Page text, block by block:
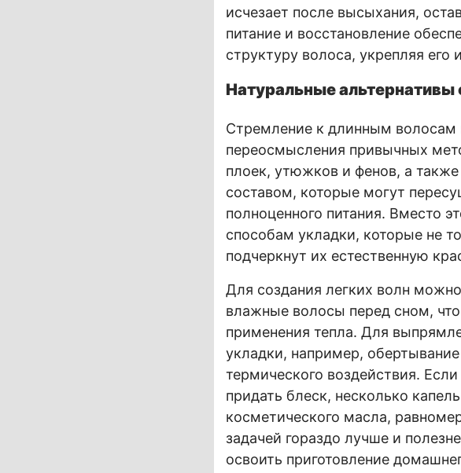
исчезает после высыхания,
питание и восстановление
структуру волоса, укрепляя его
Натуральные альтернативы
Стремление к длинным волосам
переосмысления привычных
плоек, утюжков и фенов, а
составом, которые могут
полноценного питания. Вместо
способам укладки, которые не
подчеркнут их естественную
Для создания легких волн
влажные волосы перед сном,
применения тепла. Для
укладки, например,
термического воздействия.
придать блеск, несколько
косметического масла,
задачей гораздо лучше и
освоить приготовление